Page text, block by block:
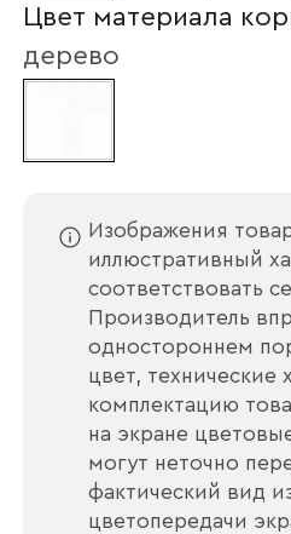
Цвет материала
дерево
Изображения
иллюстративный
соответствовать
Производитель
одностороннем
цвет, технические
комплектацию
на экране
могут неточно
фактический вид
цветопередачи